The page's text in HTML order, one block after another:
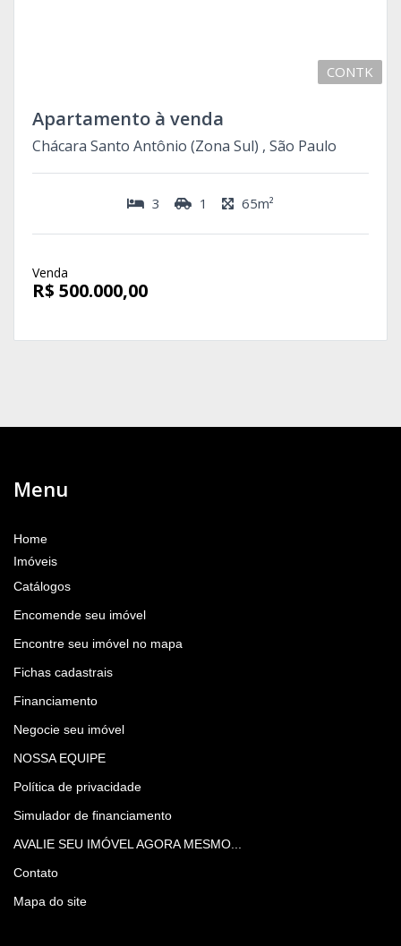
CONTK
Apartamento à venda
Chácara Santo Antônio (Zona Sul) , São Paulo
3 1 65m²
Venda
R$ 500.000,00
Menu
Home
Imóveis
Catálogos
Encomende seu imóvel
Encontre seu imóvel no mapa
Fichas cadastrais
Financiamento
Negocie seu imóvel
NOSSA EQUIPE
Política de privacidade
Simulador de financiamento
AVALIE SEU IMÓVEL AGORA MESMO...
Contato
Mapa do site